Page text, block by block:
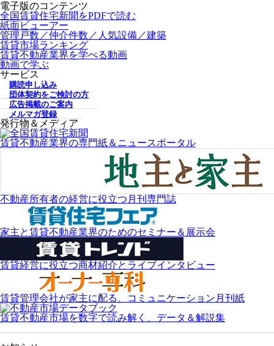
電子版のコンテンツ
全国賃貸住宅新聞をPDFで読む
紙面ビューアー
管理戸数／仲介件数／人気設備／建築
賃貸市場ランキング
賃貸不動産業界を学べる動画
動画で学ぶ
サービス
購読申し込み
団体契約をご検討の方
広告掲載のご案内
メルマガ登録
発行物＆メディア
賃貸不動産業界の専門紙＆ニュースポータル
不動産所有者の経営に役立つ月刊専門誌
家主と賃貸不動産業界のためのセミナー＆展示会
賃貸経営に役立つ商材紹介とライブインタビュー
賃貸管理会社が家主に配る、コミュニケーション月刊紙
賃貸不動産市場を数字で読み解く、データ＆解説集